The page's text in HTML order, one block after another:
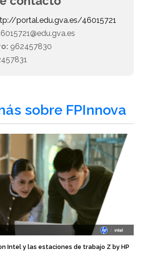
portal.edu.gva.es/46015721
962457830
sobre FPInnova
Intel y las estaciones de trabajo Z by HP